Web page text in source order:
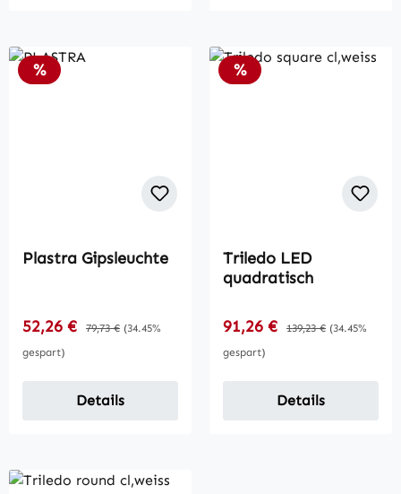
Rabatt
%
Plastra Gipsleuchte
Verkaufspreis:
52,26 € Regulärer Preis:
79,73 € (34.45%
gespart)
Details
Rabatt
%
Triledo LED
quadratisch
Verkaufspreis:
91,26 € Regulärer Preis:
139,23 € (34.45%
gespart)
Details